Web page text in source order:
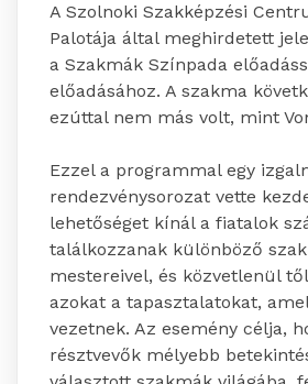
A Szolnoki Szakképzési
Palotája által meghirdetett
a Szakmák Színpada
előadásához. A szakma
ezúttal nem más volt, mint
Ezzel a programmal egy
rendezvénysorozat vette
lehetőséget kínál a fiatalok
találkozzanak különböző
mestereivel, és közvetlenül
azokat a tapasztalatokat,
vezetnek. Az esemény célja,
résztvevők mélyebb